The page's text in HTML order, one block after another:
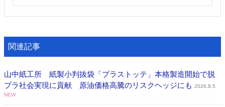
関連記事
山中紙工所 紙製小判抜袋「プラストッテ」本格製造開始で脱
プラ社会実現に貢献 原油価格高騰のリスクヘッジにも 2026.8.5
NEW